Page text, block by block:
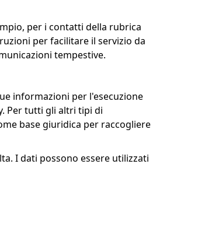
per i contatti della rubrica
per facilitare il servizio da
tempestive.
informazioni per l'esecuzione
Per tutti gli altri tipi di
base giuridica per raccogliere
I dati possono essere utilizzati